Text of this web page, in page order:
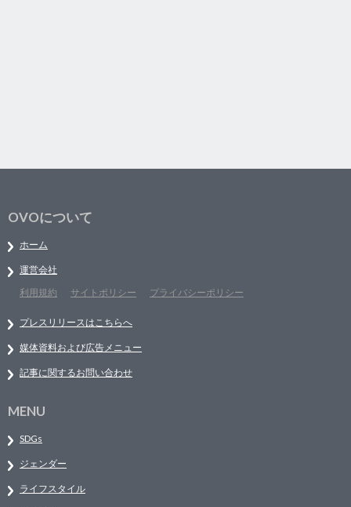
OVOについて
ホーム
運営会社
利用規約
サイトポリシー プライバシーポリシー
プレスリリースはこちらへ
媒体資料および広告メニュー
記事に関するお問い合わせ
MENU
SDGs
ジェンダー
ライフスタイル